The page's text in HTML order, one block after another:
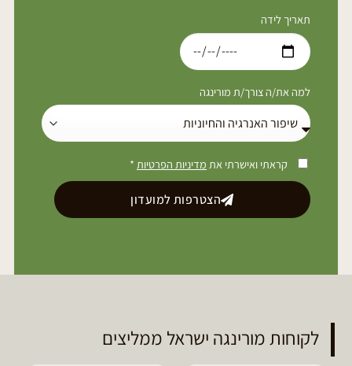
תאריך לידה
למה את/ה צורך/ת מורינגה
קראתי ואישרתי את מדיניות הפרטיות*
הצטרפות למועדון
לקוחות מורינגה ישראל ממליצים